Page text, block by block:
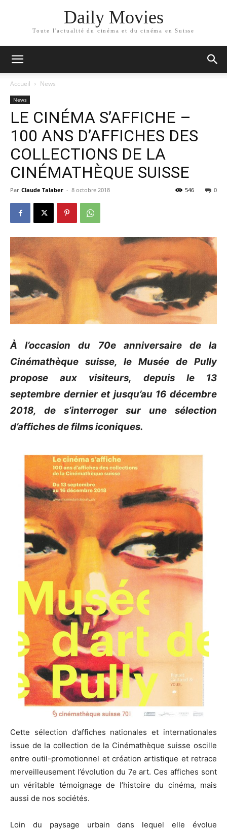
Daily Movies
Toute l'actualité du cinéma et du cinéma en Suisse
Accueil News
News
LE CINÉMA S’AFFICHE –
100 ANS D’AFFICHES DES
COLLECTIONS DE LA
CINÉMATHÈQUE SUISSE
Par Claude Talaber - 8 octobre 2018 0
546
À l’occasion du 70e anniversaire de la
Cinémathèque suisse, le Musée de Pully
propose aux visiteurs, depuis le 13
septembre dernier et jusqu’au 16 décembre
2018, de s’interroger sur une sélection
d’affiches de films iconiques.
Cette sélection d’affiches nationales et internationales
issue de la collection de la Cinémathèque suisse oscille
entre outil-promotionnel et création artistique et retrace
merveilleusement l’évolution du 7e art. Ces affiches sont
un véritable témoignage de l’histoire du cinéma, mais
aussi de nos sociétés.
Loin du paysage urbain dans lequel elle évolue